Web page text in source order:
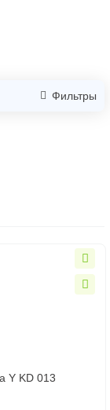
Фильтры
Y KD 013